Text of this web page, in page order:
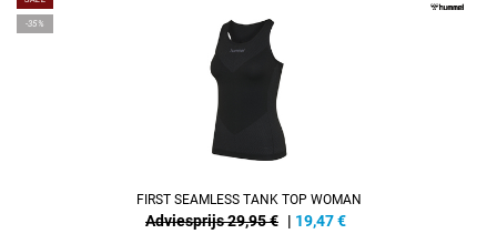
-35%
FIRST SEAMLESS TANK TOP WOMAN
Adviesprijs 29,95 € | 19,47€